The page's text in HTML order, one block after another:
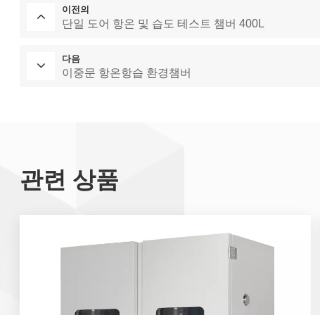
이전의
단일 도어 항온 및 습도 테스트 챔버 400L
다음
이중문 항온항습 환경챔버
관련 상품